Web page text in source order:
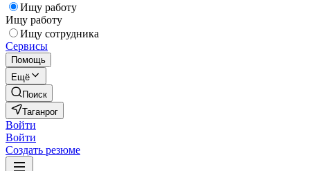
Ищу работу
Ищу работу
Ищу сотрудника
Сервисы
Помощь
Ещё
Поиск
Таганрог
Войти
Войти
Создать резюме